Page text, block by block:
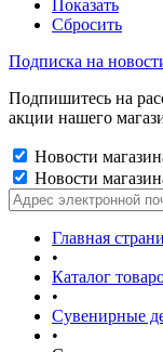
Показать
Сбросить
Подписка на
Подпишитесь на
акции нашего
Новости
Новости
Главная
•
Каталог
•
Сувенирные
•